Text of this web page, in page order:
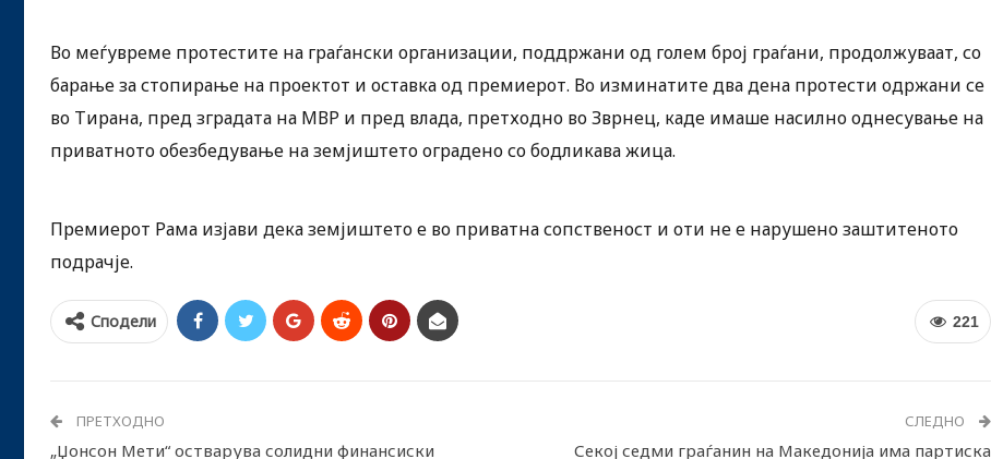
Во меѓувреме протестите на граѓански организации, поддржани од голем број граѓани, продолжуваат, со
барање за стопирање на проектот и оставка од премиерот. Во изминатите два дена протести одржани се
во Тирана, пред зградата на МВР и пред влада, претходно во Зврнец, каде имаше насилно однесување на
приватното обезбедување на земјиштето оградено со бодликава жица.
Премиерот Рама изјави дека земјиштето е во приватна сопственост и оти не е нарушено заштитеното
подрачје.
221
Сподели
ПРЕТХОДНО
„Џонсон Мети“ остварува солидни финансиски
СЛЕДНО
Секој седми граѓанин на Македонија има партиска